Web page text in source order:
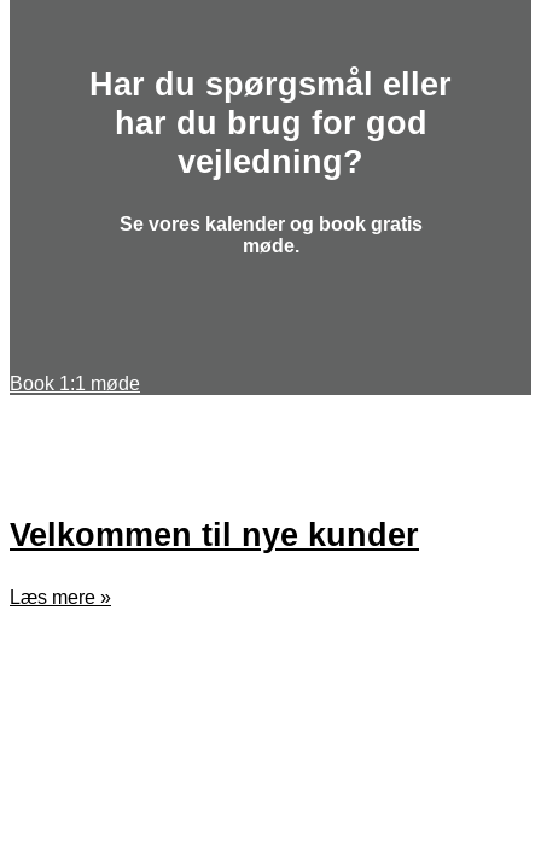
Har du spørgsmål eller
har du brug for god
vejledning?
Se vores kalender og book gratis
møde.
Book 1:1 møde
Velkommen til nye kunder
Læs mere »